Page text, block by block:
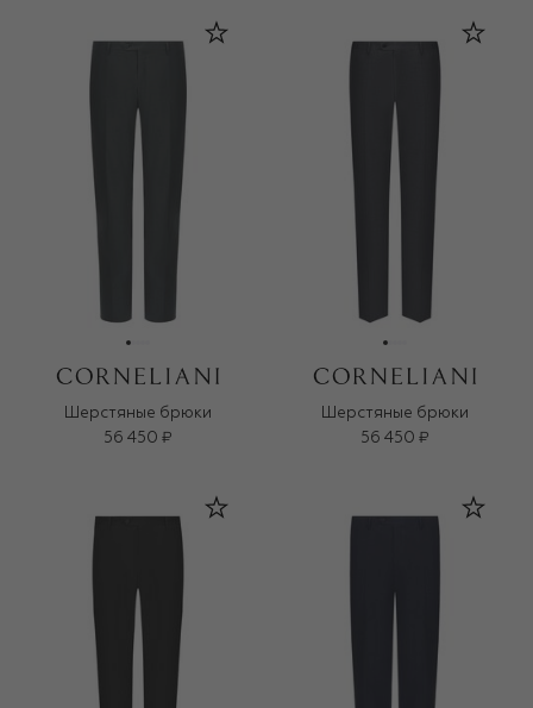
Шерстяные брюки
56 450 ₽
Шерстяные брюки
56 450 ₽